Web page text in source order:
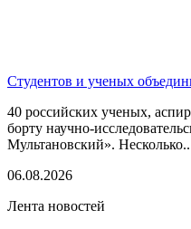
Студентов и ученых
40 российских ученых,
борту научно-
Мультановский».
06.08.2026
Лента новостей